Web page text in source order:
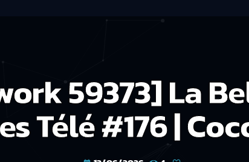
59373] La
Télé #176 |